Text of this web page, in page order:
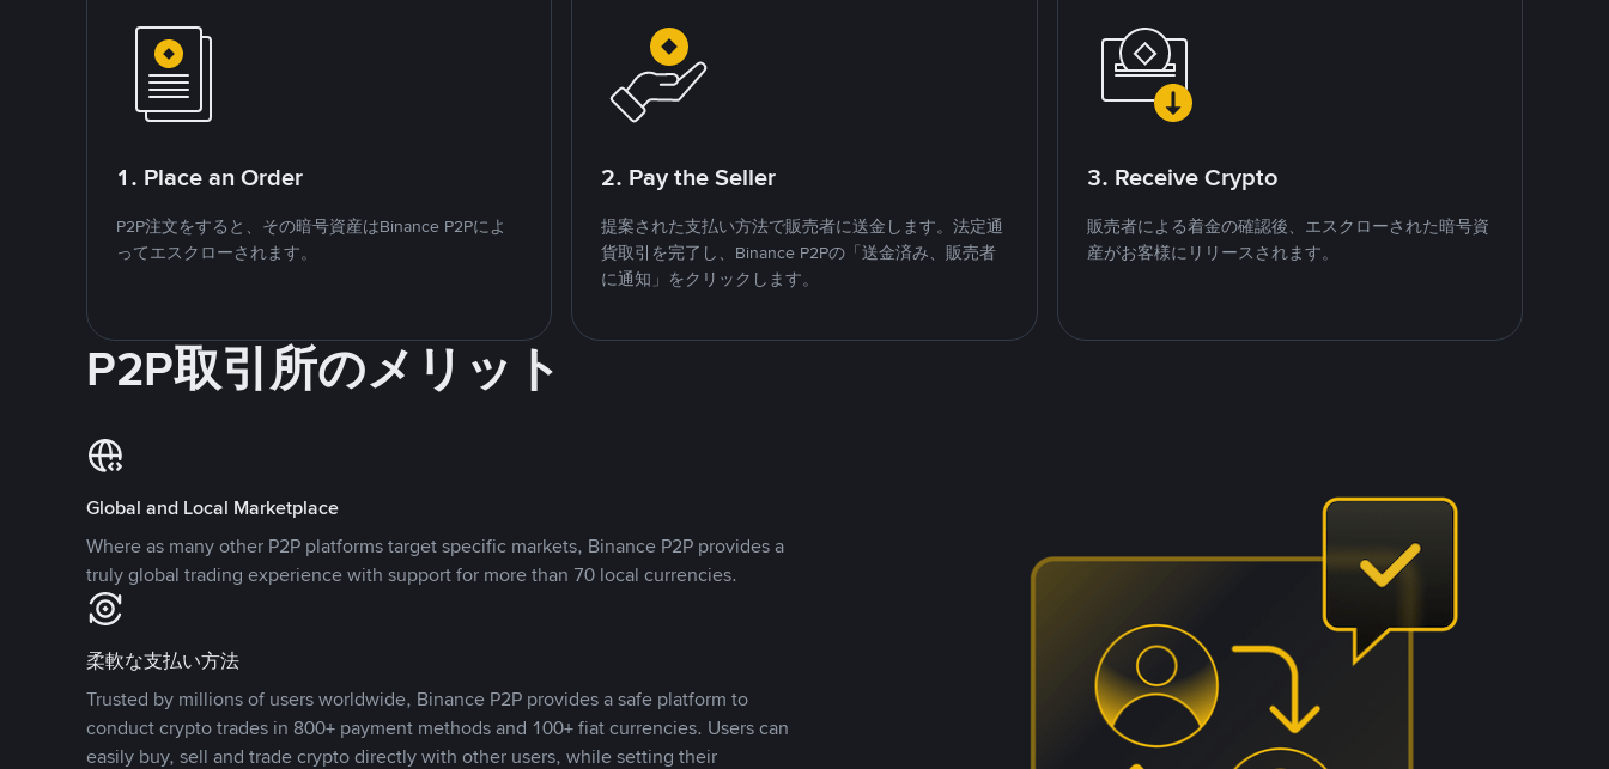
1. Place an Order
P2P注文をすると、その暗号資産はBinance P2Pによ
ってエスクローされます。
2. Pay the Seller
提案された支払い方法で販売者に送金します。法定通
貨取引を完了し、Binance P2Pの「送金済み、販売者
に通知」をクリックします。
3. Receive Crypto
販売者による着金の確認後、エスクローされた暗号資
産がお客様にリリースされます。
P2P取引所のメリット
Global and Local Marketplace
Where as many other P2P platforms target specific markets, Binance P2P provides a
truly global trading experience with support for more than 70 local currencies.
柔軟な支払い方法
Trusted by millions of users worldwide, Binance P2P provides a safe platform to
conduct crypto trades in 800+ payment methods and 100+ fiat currencies. Users can
easily buy, sell and trade crypto directly with other users, while setting their